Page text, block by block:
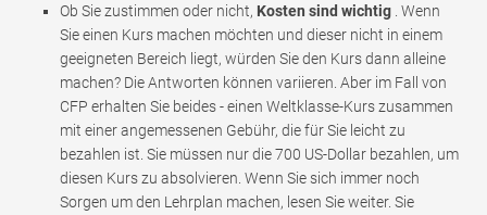
Ob Sie zustimmen oder nicht, Kosten sind wichtig . Wenn
Sie einen Kurs machen möchten und dieser nicht in einem
geeigneten Bereich liegt, würden Sie den Kurs dann alleine
machen? Die Antworten können variieren. Aber im Fall von
CFP erhalten Sie beides - einen Weltklasse-Kurs zusammen
mit einer angemessenen Gebühr, die für Sie leicht zu
bezahlen ist. Sie müssen nur die 700 US-Dollar bezahlen, um
diesen Kurs zu absolvieren. Wenn Sie sich immer noch
Sorgen um den Lehrplan machen, lesen Sie weiter. Sie